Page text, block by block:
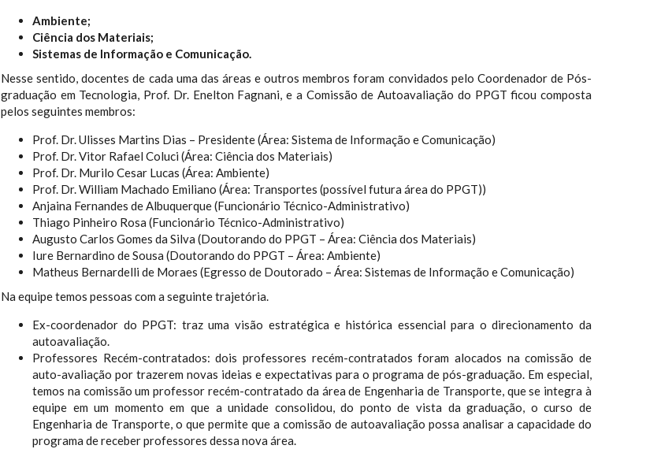
Ambiente;
Ciência dos Materiais;
Sistemas de Informação e Comunicação.
Nesse sentido, docentes de cada uma das áreas e outros membros foram convidados pelo Coordenador de Pós-
graduação em Tecnologia, Prof. Dr. Enelton Fagnani, e a Comissão de Autoavaliação do PPGT ficou composta
pelos seguintes membros:
Prof. Dr. Ulisses Martins Dias – Presidente (Área: Sistema de Informação e Comunicação)
Prof. Dr. Vitor Rafael Coluci (Área: Ciência dos Materiais)
Prof. Dr. Murilo Cesar Lucas (Área: Ambiente)
Prof. Dr. William Machado Emiliano (Área: Transportes (possível futura área do PPGT))
Anjaina Fernandes de Albuquerque (Funcionário Técnico-Administrativo)
Thiago Pinheiro Rosa (Funcionário Técnico-Administrativo)
Augusto Carlos Gomes da Silva (Doutorando do PPGT – Área: Ciência dos Materiais)
Iure Bernardino de Sousa (Doutorando do PPGT – Área: Ambiente)
Matheus Bernardelli de Moraes (Egresso de Doutorado – Área: Sistemas de Informação e Comunicação)
Na equipe temos pessoas com a seguinte trajetória.
Ex-coordenador do PPGT: traz uma visão estratégica e histórica essencial para o direcionamento da
autoavaliação.
Professores Recém-contratados: dois professores recém-contratados foram alocados na comissão de
auto-avaliação por trazerem novas ideias e expectativas para o programa de pós-graduação. Em especial,
temos na comissão um professor recém-contratado da área de Engenharia de Transporte, que se integra à
equipe em um momento em que a unidade consolidou, do ponto de vista da graduação, o curso de
Engenharia de Transporte, o que permite que a comissão de autoavaliação possa analisar a capacidade do
programa de receber professores dessa nova área.